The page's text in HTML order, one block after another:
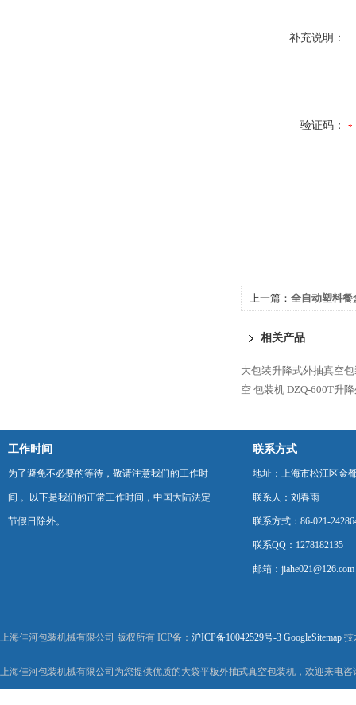
补充说明：
验证码：
上一篇： 全自动塑料餐
相关产品
大包装升降式外抽真空
空 包装机 DZQ-600T升
工作时间
为了避免不必要的等待，敬请注意我们的工作时
间 。以下是我们的正常工作时间，中国大陆法定
节假日除外。
联系方式
地址：上海市松江区金
联系人：刘春雨
联系方式：86-021-
联系QQ：1278182135
邮箱：jiahe021@126.com
上海佳河包装机械有限公司 版权所有 ICP备： 沪ICP备10042529号-3 GoogleSitemap 技
上海佳河包装机械有限公司为您提供优质的大袋平板外抽式真空包装机，欢迎来电